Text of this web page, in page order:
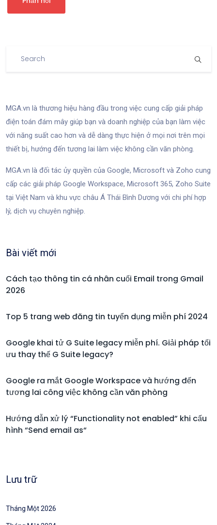
MGA.vn là thương hiệu hàng đầu trong việc cung cấp giải pháp
điện toán đám mây giúp bạn và doanh nghiệp của bạn làm việc
với năng suất cao hơn và dễ dàng thực hiện ở mọi nơi trên mọi
thiết bị, hướng đến tương lai làm việc không cần văn phòng.
MGA.vn là đối tác ủy quyền của Google, Microsoft và Zoho cung
cấp các giải pháp Google Workspace, Microsoft 365, Zoho Suite
tại Việt Nam và khu vực châu Á Thái Bình Dương với chi phí hợp
lý, dịch vụ chuyên nghiệp.
Bài viết mới
Cách tạo thông tin cá nhân cuối Email trong Gmail
2026
Top 5 trang web đăng tin tuyển dụng miễn phí 2024
Google khai tử G Suite legacy miễn phí. Giải pháp tối
ưu thay thế G Suite legacy?
Google ra mắt Google Workspace và hướng đến
tương lai công việc không cần văn phòng
Hướng dẫn xử lý “Functionality not enabled” khi cấu
hình “Send email as“
Lưu trữ
Tháng Một 2026